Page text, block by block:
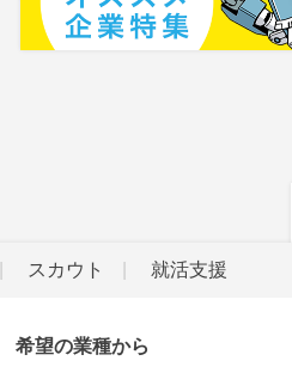
スカウト 就活支援
希望の業種から